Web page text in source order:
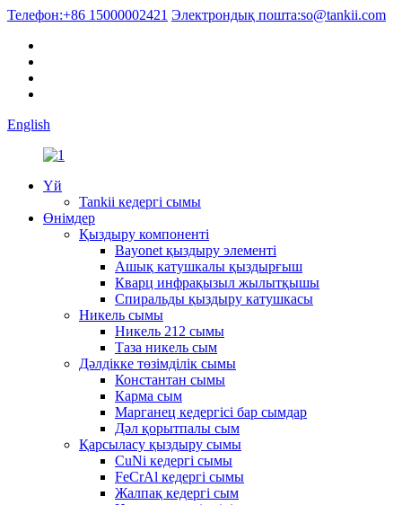
Телефон:+86 15000002421 Электрондық пошта:so@tankii.com
English
Үй
Tankii кедергі сымы
Өнімдер
Қыздыру компоненті
Bayonet қыздыру элементі
Ашық катушкалы қыздырғыш
Кварц инфрақызыл жылытқышы
Спиральды қыздыру катушкасы
Никель сымы
Никель 212 сымы
Таза никель сым
Дәлдікке төзімділік сымы
Константан сымы
Карма сым
Марганец кедергісі бар сымдар
Дәл қорытпалы сым
Қарсыласу қыздыру сымы
CuNi кедергі сымы
FeCrAl кедергі сымы
Жалпақ кедергі сым